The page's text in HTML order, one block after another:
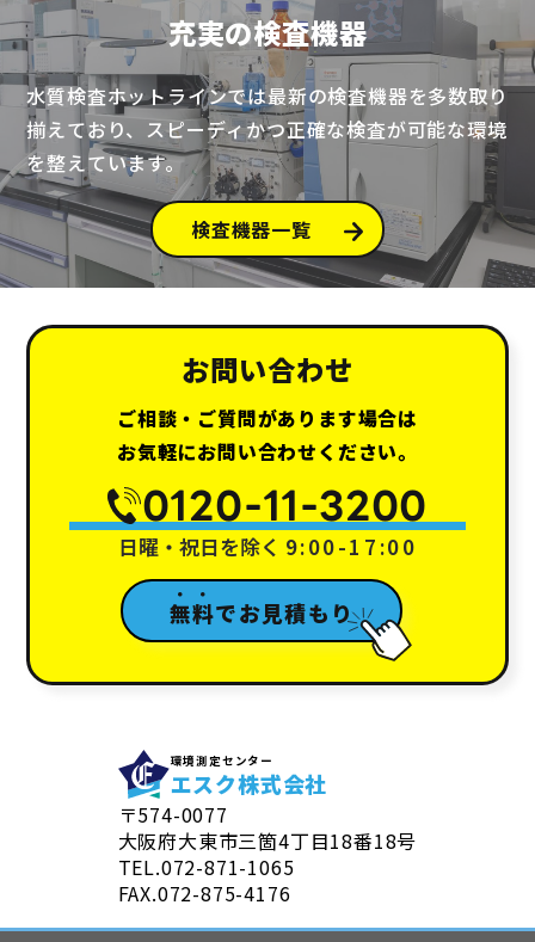
充実の検査機器
水質検査ホットラインでは最新の検査機器を多数取り
揃えており、 スピーディかつ正確な検査が可能な環境
を整えています。
検査機器一覧
お問い合わせ
ご相談・ご質問があります場合は
お気軽にお問い合わせください。
0120-11-3200
日曜・祝日を除く 9:00-17:00
無
●
料
●
でお見積もり
環境測定センター
エスク株式会社
〒574-0077
大阪府大東市三箇4丁目18番18号
TEL.072-871-1065
FAX.072-875-4176